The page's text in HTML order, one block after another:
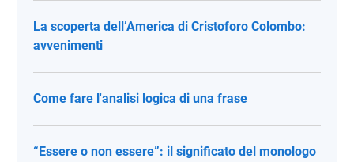
La scoperta dell’America di Cristoforo Colombo:
avvenimenti
Come fare l'analisi logica di una frase
“Essere o non essere”: il significato del monologo